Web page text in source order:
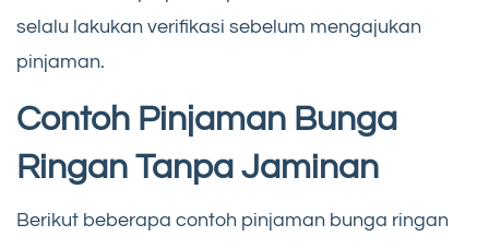
selalu lakukan verifikasi sebelum mengajukan
pinjaman.
Contoh Pinjaman Bunga
Ringan Tanpa Jaminan
Berikut beberapa contoh pinjaman bunga ringan